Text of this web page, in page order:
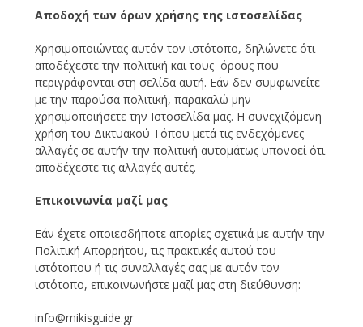
Αποδοχή των όρων χρήσης της ιστοσελίδας
Χρησιμοποιώντας αυτόν τον ιστότοπο, δηλώνετε ότι
αποδέχεστε την πολιτική και τους όρους που
περιγράφονται στη σελίδα αυτή. Εάν δεν συμφωνείτε
με την παρούσα πολιτική, παρακαλώ μην
χρησιμοποιήσετε την Ιστοσελίδα μας. Η συνεχιζόμενη
χρήση του Δικτυακού Τόπου μετά τις ενδεχόμενες
αλλαγές σε αυτήν την πολιτική αυτομάτως υπονοεί ότι
αποδέχεστε τις αλλαγές αυτές.
Επικοινωνία μαζί μας
Εάν έχετε οποιεσδήποτε απορίες σχετικά με αυτήν την
Πολιτική Απορρήτου, τις πρακτικές αυτού του
ιστότοπου ή τις συναλλαγές σας με αυτόν τον
ιστότοπο, επικοινωνήστε μαζί μας στη διεύθυνση:
info@mikisguide.gr